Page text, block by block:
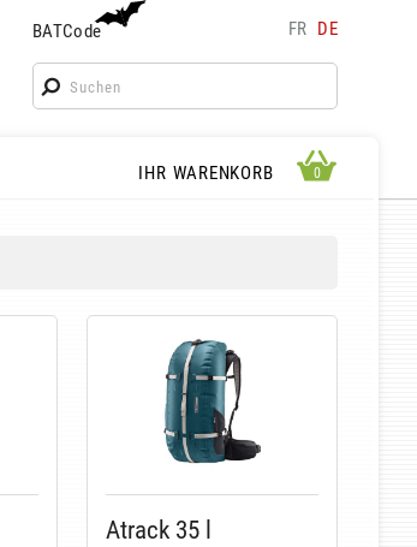
BATCode FR DE
BATCode
Geben Sie Ihren Namen ein und bestätigen
IHR WARENKORB 0 0
Atrack 35 l